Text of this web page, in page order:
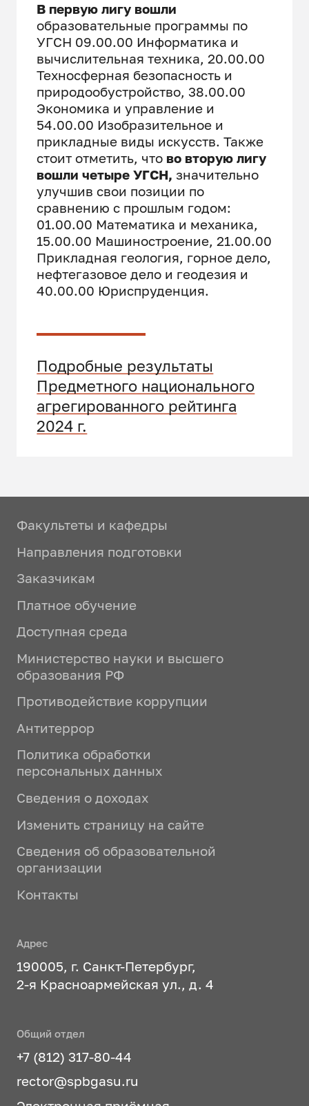
В первую лигу вошли
образовательные программы по
УГСН 09.00.00 Информатика и
вычислительная техника, 20.00.00
Техносферная безопасность и
природообустройство, 38.00.00
Экономика и управление и
54.00.00 Изобразительное и
прикладные виды искусств. Также
стоит отметить, что во вторую лигу
вошли четыре УГСН, значительно
улучшив свои позиции по
сравнению с прошлым годом:
01.00.00 Математика и механика,
15.00.00 Машиностроение, 21.00.00
Прикладная геология, горное дело,
нефтегазовое дело и геодезия и
40.00.00 Юриспруденция.
Подробные результаты
Предметного национального
агрегированного рейтинга
2024 г.
Факультеты и кафедры
Направления подготовки
Заказчикам
Платное обучение
Доступная среда
Министерство науки и высшего
образования РФ
Противодействие коррупции
Антитеррор
Политика обработки
персональных данных
Сведения о доходах
Изменить страницу на сайте
Сведения об образовательной
организации
Контакты
Адрес
190005, г. Санкт-Петербург,
2-я Красноармейская ул., д. 4
Общий отдел
+7 (812) 317-80-44
rector@spbgasu.ru